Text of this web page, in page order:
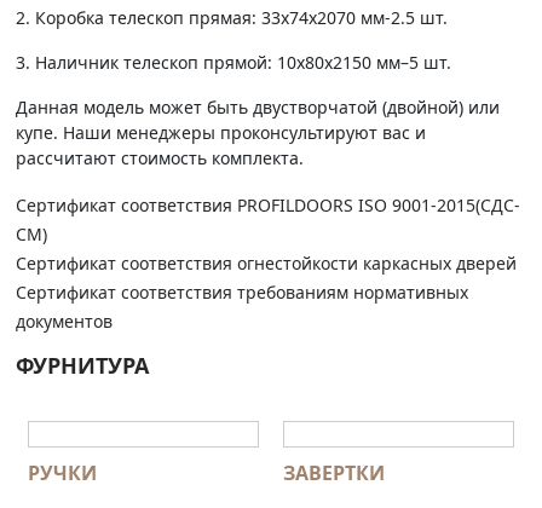
2. Коробка телескоп прямая: 33х74х2070 мм-2.5 шт.
3. Наличник телескоп прямой: 10х80х2150 мм–5 шт.
Данная модель может быть двустворчатой (двойной) или
купе. Наши менеджеры проконсультируют вас и
рассчитают стоимость комплекта.
Сертификат соответствия PROFILDOORS ISO 9001-2015(СДС-
СМ)
Сертификат соответствия огнестойкости каркасных дверей
Сертификат соответствия требованиям нормативных
документов
ФУРНИТУРА
РУЧКИ ЗАВЕРТКИ